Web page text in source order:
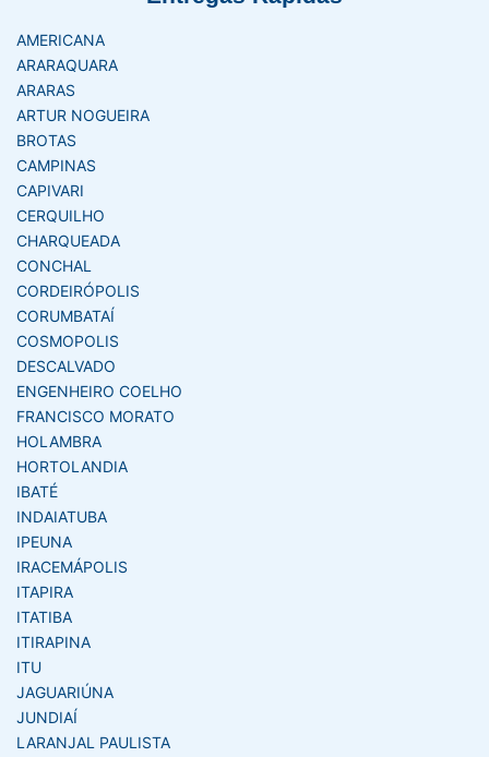
AMERICANA
ARARAQUARA
ARARAS
ARTUR NOGUEIRA
BROTAS
CAMPINAS
CAPIVARI
CERQUILHO
CHARQUEADA
CONCHAL
CORDEIRÓPOLIS
CORUMBATAÍ
COSMOPOLIS
DESCALVADO
ENGENHEIRO COELHO
FRANCISCO MORATO
HOLAMBRA
HORTOLANDIA
IBATÉ
INDAIATUBA
IPEUNA
IRACEMÁPOLIS
ITAPIRA
ITATIBA
ITIRAPINA
ITU
JAGUARIÚNA
JUNDIAÍ
LARANJAL PAULISTA